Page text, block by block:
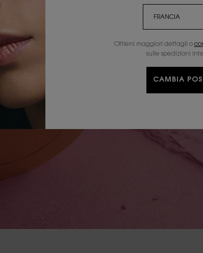
Ottieni maggiori dettagli o
sulle spedizioni
CAMBIA